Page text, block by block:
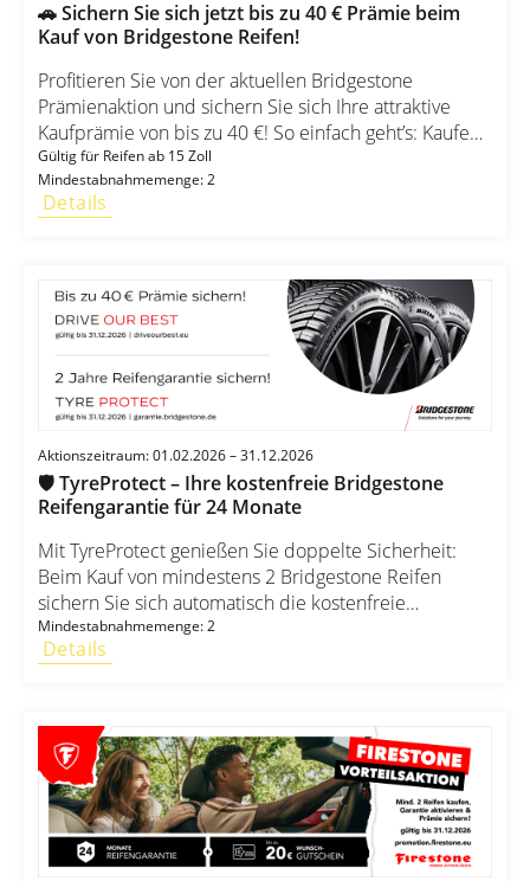
🚗 Sichern Sie sich jetzt bis zu 40 € Prämie beim
Kauf von Bridgestone Reifen!
Profitieren Sie von der aktuellen Bridgestone
Prämienaktion und sichern Sie sich Ihre attraktive
Kaufprämie von bis zu 40 €! So einfach geht’s: Kaufen
Sie mindestens 2 Bridgestone Reifen ab 15 Zoll im
teilnehmenden Handel. Registrieren Sie Ihren Kauf
nachträglich online. Wählen Sie Ihre Wunschprämie
DRIVE OUR BEST Reifen = 20 € Prämie 2 Bridgestone
DRIVE OUR BEST Reifen = 10 € Prämie Reifen ab 18
Zoll 4 Bridgestone DRIVE OUR BEST Reifen = 40 €
Prämie 2 Bridgestone DRIVE OUR BEST Reifen = 20 €
Prämie
Gültig für Reifen ab 15 Zoll
Mindestabnahmemenge: 2
Details
Aktionszeitraum: 01.02.2026 – 31.12.2026
🛡️ TyreProtect – Ihre kostenfreie Bridgestone
Reifengarantie für 24 Monate
Mit TyreProtect genießen Sie doppelte Sicherheit:
Beim Kauf von mindestens 2 Bridgestone Reifen
sichern Sie sich automatisch die kostenfreie
Reifengarantie für 24 Monate. Ihre Vorteile auf einen
Blick: ✔ 24 Monate Reifengarantie ohne Zusatzkosten
Exklusiv bei teilnehmenden Händlern
Mindestabnahmemenge: 2
Details